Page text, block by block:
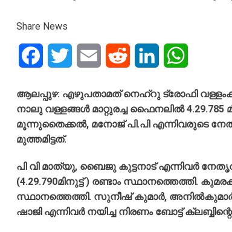
Share News
FacebookTwitter Email Reddit LinkedIn
ആലപ്പുഴ: എഴുപതാമത് നെഹ്‌റു ട്രോഫി
നാലു വള്ളങ്ങള്‍ മാറ്റുരച്ച ഫൈനലില്‍
മൂന്നുതൈക്കല്‍, മനോജ് പി.പി എന്നിവരുടെ
മുത്തമിട്ടത്.
പി വി മാത്യു, ബൈജു കുട്ടനാട് എന്നിവര്‍
(4.29.790മിനുട്ട് ) രണ്ടാം സ്ഥാനത്തെത്തി.
സ്ഥാനത്തെത്തി. സുനീഷ് കുമാര്‍, അനില്‍കുമാര്‍
ഷാജി എന്നിവര്‍ നയിച്ച നിരണം ബോട്ട്